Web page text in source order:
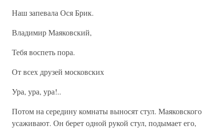
Наш запевала Ося Брик.
Владимир Маяковский,
Тебя воспеть пора.
От всех друзей московских
Ура, ура, ура!..
Потом на середину комнаты выносят стул. Маяковского
усаживают. Он берет одной рукой стул, подымает его,